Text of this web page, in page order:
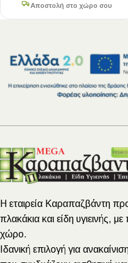
Αποστολή στο χώρο σου
Η εταιρεία Καραπαζβάντη
πλακάκια και είδη υγιεινής,
χώρο.
Ιδανική επιλογή για